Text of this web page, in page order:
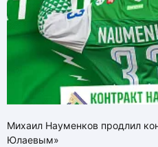
Михаил Науменков продлил
Юлаевым»